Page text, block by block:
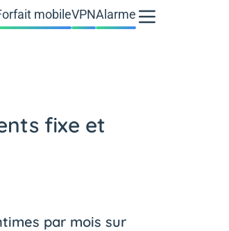
mobileVPNAlarme
fixe et
par mois sur